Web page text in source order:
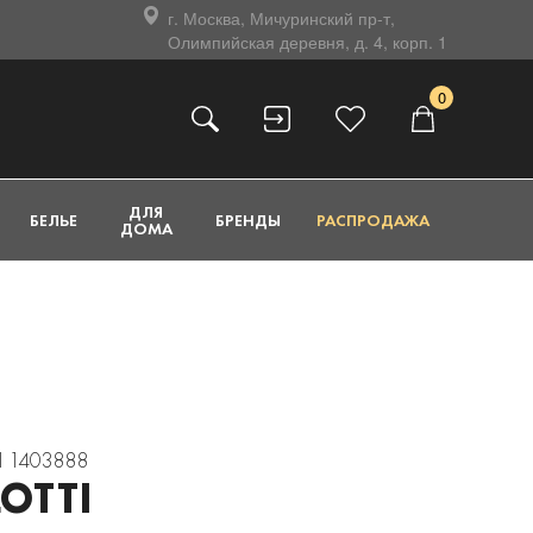
г. Москва, Мичуринский пр-т,
Олимпийская деревня, д. 4, корп. 1
0
БЕЛЬЕ ДЛЯ
ДОМА БРЕНДЫ РАСПРОДАЖА
1403888